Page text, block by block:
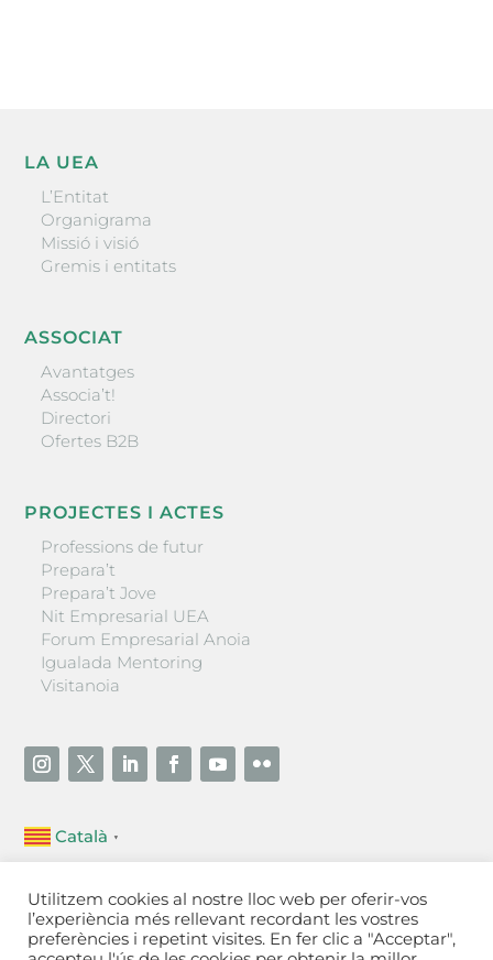
LA UEA
L’Entitat
Organigrama
Missió i visió
Gremis i entitats
ASSOCIAT
Avantatges
Associa’t!
Directori
Ofertes B2B
PROJECTES I ACTES
Professions de futur
Prepara’t
Prepara’t Jove
Nit Empresarial UEA
Forum Empresarial Anoia
Igualada Mentoring
Visitanoia
Català ▼
Unió Empresarial de l’Anoia (UEA)
Ctra. de Manresa, 131, 08700 – Igualada(Barcelona)
Tel 93 805 22 92
Utilitzem cookies al nostre lloc web per oferir-vos
l’experiència més rellevant recordant les vostres
preferències i repetint visites. En fer clic a "Acceptar",